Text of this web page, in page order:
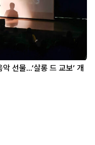
선물…‘살롱 드 교보’ 개